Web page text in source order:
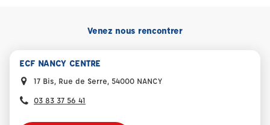
Venez nous rencontrer
ECF NANCY CENTRE
17 Bis, Rue de Serre, 54000 NANCY
03 83 37 56 41